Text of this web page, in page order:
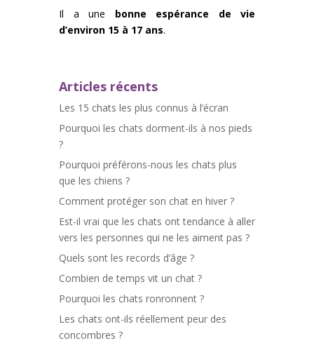
Il a une bonne espérance de vie
d’environ 15 à 17 ans.
Articles récents
Les 15 chats les plus connus à l’écran
Pourquoi les chats dorment-ils à nos pieds
?
Pourquoi préférons-nous les chats plus
que les chiens ?
Comment protéger son chat en hiver ?
Est-il vrai que les chats ont tendance à aller
vers les personnes qui ne les aiment pas ?
Quels sont les records d’âge ?
Combien de temps vit un chat ?
Pourquoi les chats ronronnent ?
Les chats ont-ils réellement peur des
concombres ?